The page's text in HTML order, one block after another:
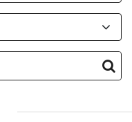
依
定
件
尋